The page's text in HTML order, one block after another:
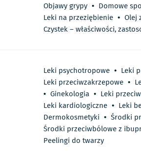
Objawy grypy • Domowe
Leki na przeziębienie • Olej
Czystek – właściwości,
Leki psychotropowe • Leki
Leki przeciwzakrzepowe •
• Ginekologia • Leki
Leki kardiologiczne • Leki
Dermokosmetyki • Środki
Środki przeciwbólowe z
Peelingi do twarzy